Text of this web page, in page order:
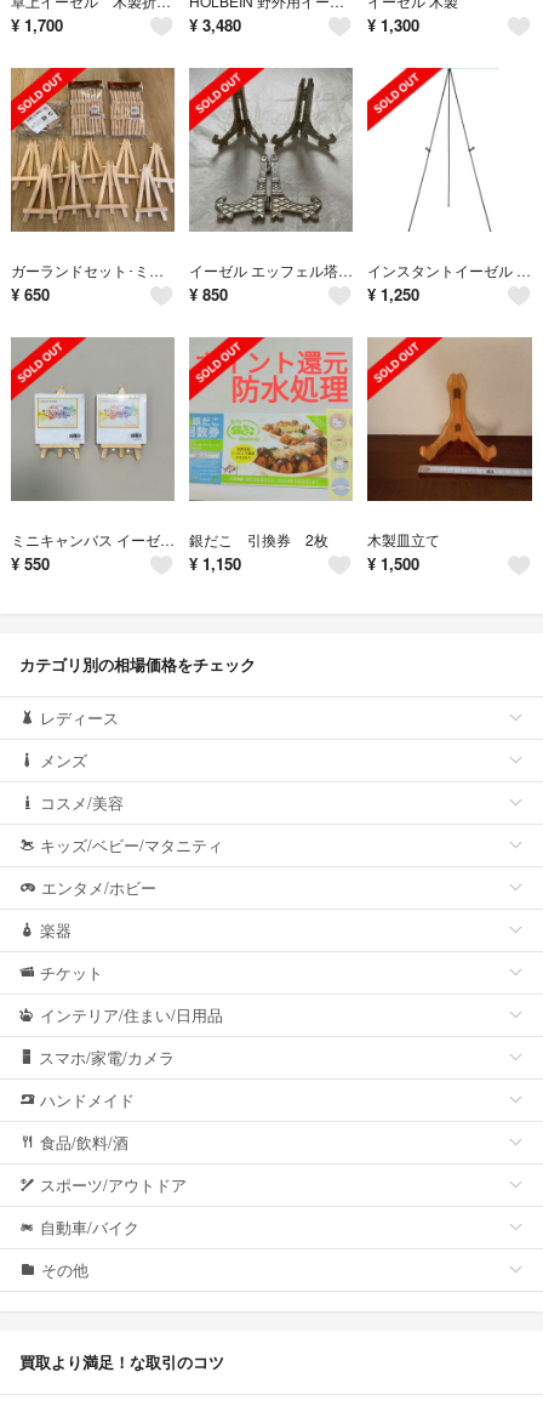
¥ 1,700 ¥ 3,480 ¥ 1,300
ガーランドセット･ミニイーゼル
¥ 650
イーゼル エッフェル塔 3つ
¥ 850
インスタントイーゼル 折りたたみ式
¥ 1,250
ミニキャンバス イーゼル付2セット
¥ 550
銀だこ 引換券 2枚
¥ 1,150
木製皿立て
¥ 1,500
カテゴリ別の相場価格をチェック
レディース
メンズ
コスメ/美容
キッズ/ベビー/マタニティ
エンタメ/ホビー
楽器
チケット
インテリア/住まい/日用品
スマホ/家電/カメラ
ハンドメイド
食品/飲料/酒
スポーツ/アウトドア
自動車/バイク
その他
買取より満足！な取引のコツ